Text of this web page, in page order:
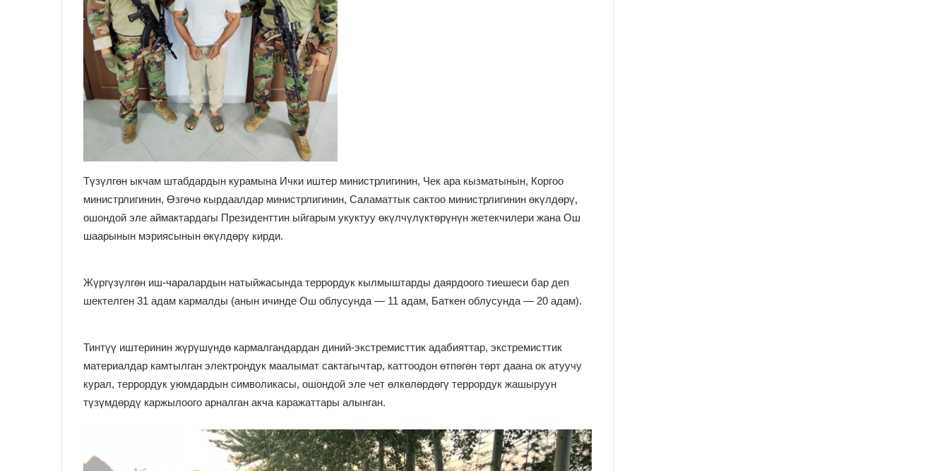
Түзүлгөн ыкчам штабдардын курамына Ички иштер министрлигинин, Чек ара кызматынын, Коргоо
министрлигинин, Өзгөчө кырдаалдар министрлигинин, Саламаттык сактоо министрлигинин өкүлдөрү,
ошондой эле аймактардагы Президенттин ыйгарым укуктуу өкүлчүлүктөрүнүн жетекчилери жана Ош
шаарынын мэриясынын өкүлдөрү кирди.
Жүргүзүлгөн иш-чаралардын натыйжасында террордук кылмыштарды даярдоого тиешеси бар деп
шектелген 31 адам кармалды (анын ичинде Ош облусунда — 11 адам, Баткен облусунда — 20 адам).
Тинтүү иштеринин жүрүшүндө кармалгандардан диний-экстремисттик адабияттар, экстремисттик
материалдар камтылган электрондук маалымат сактагычтар, каттоодон өтпөгөн төрт даана ок атуучу
курал, террордук уюмдардын символикасы, ошондой эле чет өлкөлөрдөгү террордук жашыруун
түзүмдөрдү каржылоого арналган акча каражаттары алынган.